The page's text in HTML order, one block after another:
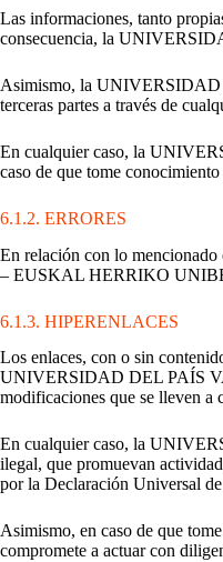
Las informaciones, tanto
consecuencia, la
Asimismo, la UNIVERSIDAD
terceras partes a través de
En cualquier caso, la
caso de que tome
6.1.2. ERRORES
En relación con lo
– EUSKAL HERRIKO
6.1.3. HIPERENLACES
Los enlaces, con o sin
UNIVERSIDAD DEL PAÍS
modificaciones que se lleven a
En cualquier caso, la
ilegal, que promuevan
por la Declaración Universal
Asimismo, en caso de que
compromete a actuar con